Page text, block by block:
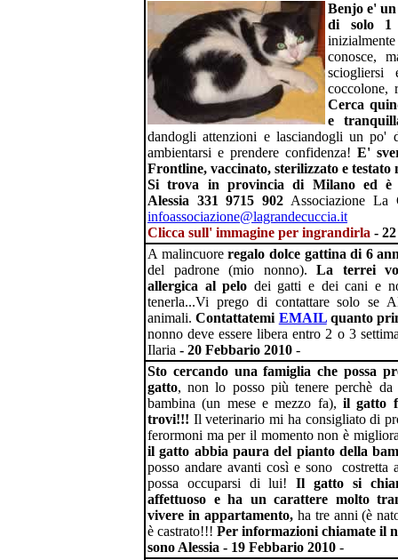
Benjo e'
di solo 1
conosce,
sciogliersi
coccolone,
Cerca
e
dandogli attenzioni e lasciandogli un po'
ambientarsi e prendere confidenza! E'
Frontline, vaccinato, sterilizzato e testato
Si trova in provincia di Milano ed è
Alessia 331 9715 902 Associazione La
infoassociazione@lagrandecuccia.it
Clicca sull' immagine per ingrandirla -
A malincuoreregalo dolce gattina di 6
del padrone (mio nonno).La terrei
allergica al pelo dei gatti e dei cani e
tenerla...Vi prego di contattare solo se
animali.Contattatemi EMAILquanto
nonno deve essere libera entro 2 o 3
Ilaria - 20 Febbario 2010 -
Sto cercando una famiglia che possa
gatto, non lo posso più tenere perchè
bambina (un mese e mezzo fa), il gatto
trovi!!! Il veterinario mi ha consigliato di
ferormoni ma per il momento non è
il gatto abbia paura del pianto della
posso andare avanti così e sono costretta
possa occuparsi di lui!Il gatto si
affettuoso e ha un carattere molto
vivere in appartamento,ha tre anni (è
è castrato!!! Per informazioni chiamate il
sono Alessia - 19 Febbario 2010 -